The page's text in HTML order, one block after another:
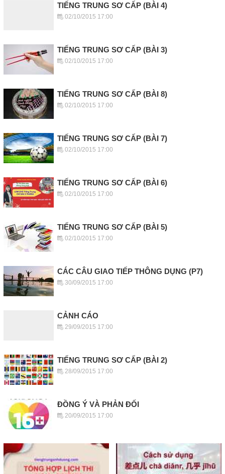
TIẾNG TRUNG SƠ CẤP (BÀI 4)
02/10/2015 17:00
TIẾNG TRUNG SƠ CẤP (BÀI 3)
02/10/2015 17:00
TIẾNG TRUNG SƠ CẤP (BÀI 8)
02/10/2015 17:00
TIẾNG TRUNG SƠ CẤP (BÀI 7)
02/10/2015 17:00
TIẾNG TRUNG SƠ CẤP (BÀI 6)
02/10/2015 17:00
TIẾNG TRUNG SƠ CẤP (BÀI 5)
02/10/2015 17:00
CÁC CÂU GIAO TIẾP THÔNG DỤNG (P7)
30/09/2015 17:00
CẢNH CÁO
29/09/2015 17:00
TIẾNG TRUNG SƠ CẤP (BÀI 2)
28/09/2015 17:00
ĐỒNG Ý VÀ PHẢN ĐỐI
20/09/2015 17:00